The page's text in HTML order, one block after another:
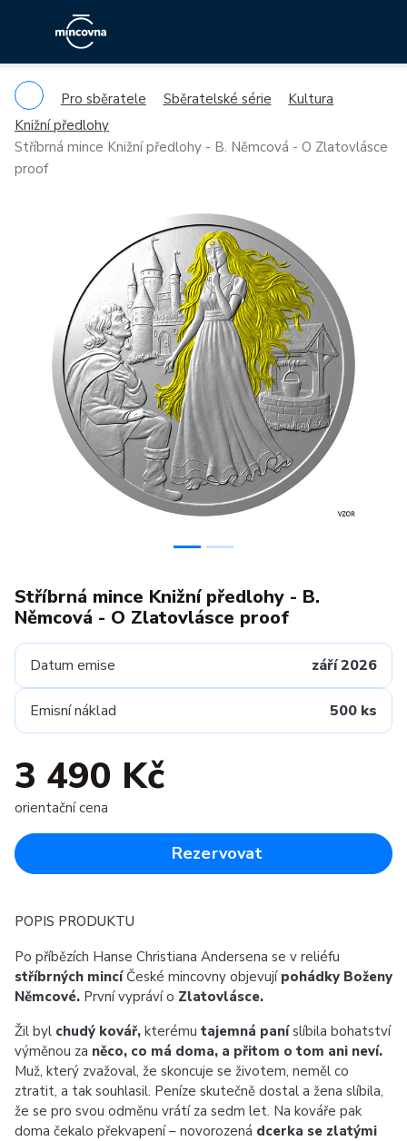
Pro sběratele Sběratelské série
Kultura
Knižní předlohy
Stříbrná mince Knižní předlohy - B. Němcová - O Zlatovlásce
proof
Previous
Stříbrná mince Knižní předlohy - B.
Němcová - O Zlatovlásce proof
Datum emise září 2026
Emisní náklad 500 ks
3 490 Kč
orientační cena
Rezervovat
POPIS PRODUKTU
Po příbězích Hanse Christiana Andersena se v reliéfu
stříbrných mincíČeské mincovny objevují pohádky Boženy
Němcové. První vypráví o Zlatovlásce.
Žil byl chudý kovář, kterému tajemná paníslíbila bohatství
výměnou za něco, co má doma, a přitom o tom ani neví.
Muž, který zvažoval, že skoncuje se životem, neměl co
ztratit, a tak souhlasil. Peníze skutečně dostal a žena slíbila,
že se pro svou odměnu vrátí za sedm let. Na kováře pak
doma čekalo překvapení – novorozená dcerka se zlatými